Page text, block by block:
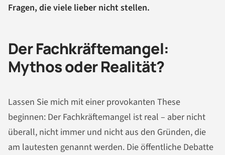
Fragen, die viele lieber nicht stellen.
Der Fachkräftemangel:
Mythos oder Realität?
Lassen Sie mich mit einer provokanten These
beginnen: Der Fachkräftemangel ist real – aber nicht
überall, nicht immer und nicht aus den Gründen, die
am lautesten genannt werden. Die öffentliche Debatte